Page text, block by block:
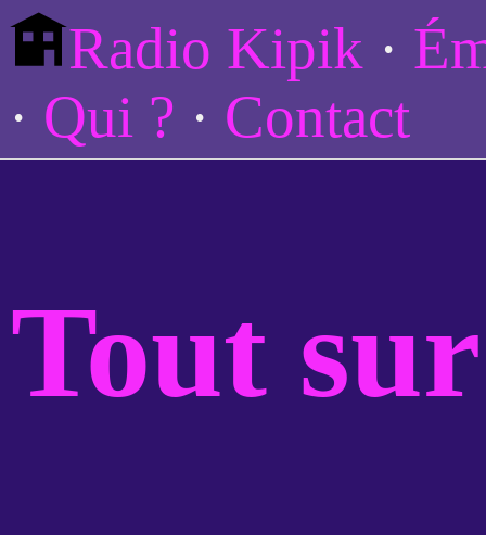
Radio Kipik
Qui ?
Contact
Tout